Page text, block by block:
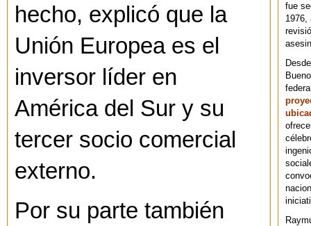
hecho, explicó que la
Unión Europea es el
inversor líder en
América del Sur y su
tercer socio comercial
externo.
Por su parte también
fue
1976,